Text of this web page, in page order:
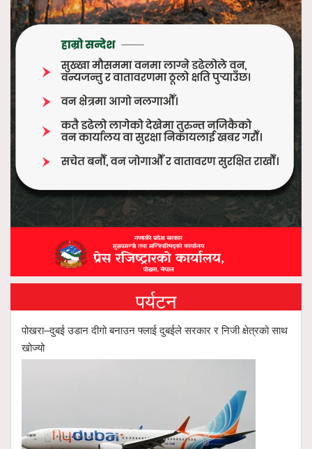
पर्यटन
पोखरा–दुबई उडान दीगो बनाउन फ्लाई दुबईले सरकार र निजी क्षेत्रको साथ
खोज्यो